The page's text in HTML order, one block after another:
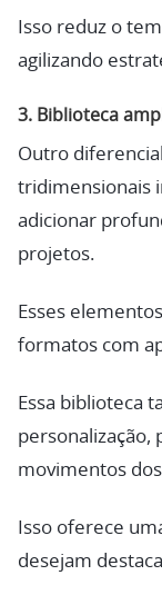
Isso reduz o
agilizando
3. Biblioteca
Outro
tridimensionais
adicionar
projetos.
Esses
formatos com
Essa biblioteca
personalização,
movimentos
Isso oferece
desejam